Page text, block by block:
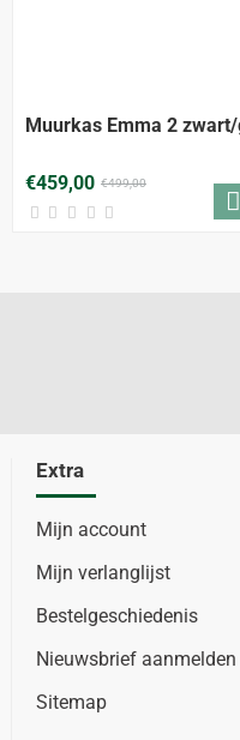
Muurkas Emma 2
€459,00 €499,00
Extra
Mijn account
Mijn verlanglijst
Bestelgeschiedenis
Nieuwsbrief aanmelden
Sitemap